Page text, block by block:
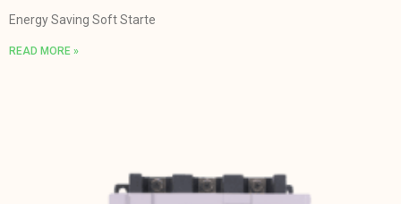
Energy Saving Soft Starte
READ MORE »